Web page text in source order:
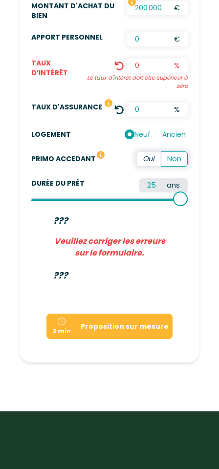
MONTANT D'ACHAT DU
BIEN
€
APPORT PERSONNEL €
TAUX
D’INTÉRÊT
%
Le taux d'intérêt doit être supérieur à
zéro
TAUX D'ASSURANCE LE TAUX DÉFINI EST UNE
%
LOGEMENT Neuf Ancien
PRIMO ACCEDANT
Vous n'avez pas été propriétaire de votre résidence
DURÉE DU PRÊT ans
???
Veuillez corriger les erreurs
sur le formulaire.
???
3 min Proposition sur mesure